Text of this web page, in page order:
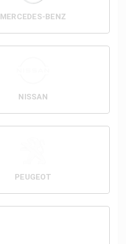
MERCEDES-BENZ
NISSAN
PEUGEOT